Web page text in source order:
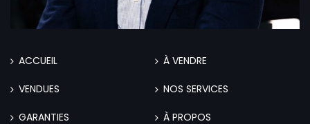
ACCUEIL À VENDRE
VENDUES NOS SERVICES
GARANTIES À PROPOS